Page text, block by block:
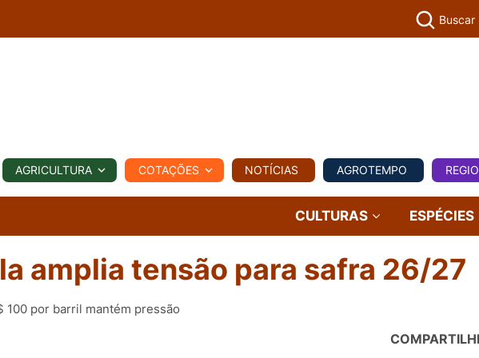
NOTÍCIAS AGROTEMPO REGIONAL COMERCIAL AGROVIAGENS
e
Vídeos
Buscar
AGRICULTURA COTAÇÕES NOTÍCIAS AGROTEMPO
CULTURAS ESPÉCIES
amplia tensão para safra 26/27
100 por barril mantém pressão